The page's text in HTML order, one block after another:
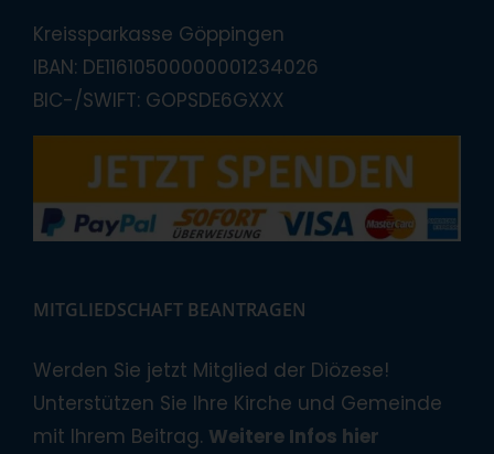
Kreissparkasse Göppingen
IBAN: DE11610500000001234026
BIC-/SWIFT: GOPSDE6GXXX
MITGLIEDSCHAFT BEANTRAGEN
Werden Sie jetzt Mitglied der Diözese!
Unterstützen Sie Ihre Kirche und Gemeinde
mit Ihrem Beitrag. Weitere Infos hier